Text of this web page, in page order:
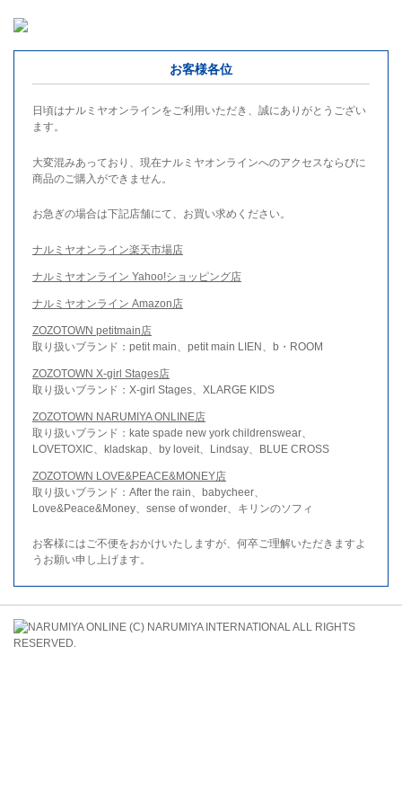
お客様各位
日頃はナルミヤオンラインをご利用いただき、誠にありがとうござい
ます。
大変混みあっており、現在ナルミヤオンラインへのアクセスならびに
商品のご購入ができません。
お急ぎの場合は下記店舗にて、お買い求めください。
ナルミヤオンライン楽天市場店
ナルミヤオンライン Yahoo!ショッピング店
ナルミヤオンライン Amazon店
ZOZOTOWN petitmain店
取り扱いブランド：petit main、petit main LIEN、b・ROOM
ZOZOTOWN X-girl Stages店
取り扱いブランド：X-girl Stages、XLARGE KIDS
ZOZOTOWN NARUMIYA ONLINE店
取り扱いブランド：kate spade new york childrenswear、
LOVETOXIC、kladskap、by loveit、Lindsay、BLUE CROSS
ZOZOTOWN LOVE&PEACE&MONEY店
取り扱いブランド：After the rain、babycheer、
Love&Peace&Money、sense of wonder、キリンのソフィ
お客様にはご不便をおかけいたしますが、何卒ご理解いただきますよ
うお願い申し上げます。